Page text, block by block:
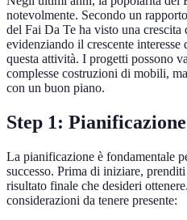
notevolmente. Secondo un
del Fai Da Te ha visto una
evidenziando il crescente interesse
questa attività. I progetti possono
complesse costruzioni di mobili,
con un buon piano.
Step 1:
La pianificazione è fondamentale
successo. Prima di iniziare,
risultato finale che desideri
considerazioni da tenere presente: